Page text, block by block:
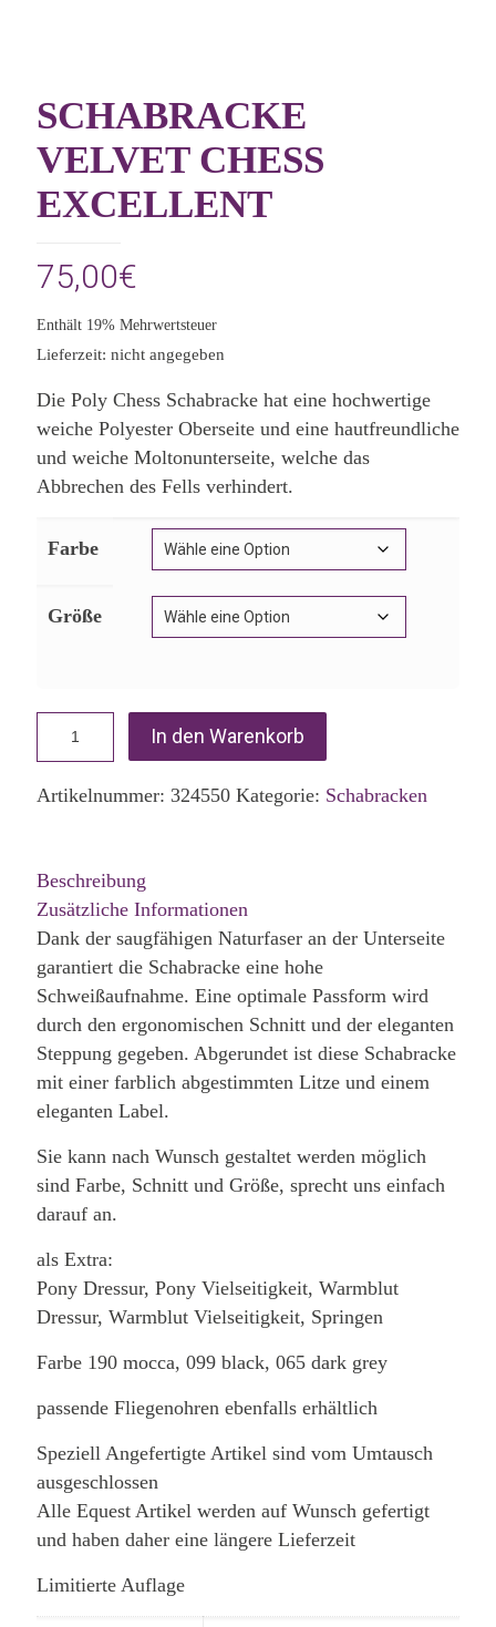
SCHABRACKE
VELVET CHESS
EXCELLENT
75,00€
Enthält 19% Mehrwertsteuer
Lieferzeit: nicht angegeben
Die Poly Chess Schabracke hat eine hochwertige
weiche Polyester Oberseite und eine hautfreundliche
und weiche Moltonunterseite, welche das
Abbrechen des Fells verhindert.
Farbe
Größe
In den Warenkorb
Artikelnummer: 324550 Kategorie: Schabracken
Beschreibung
Zusätzliche Informationen
Dank der saugfähigen Naturfaser an der Unterseite
garantiert die Schabracke eine hohe
Schweißaufnahme. Eine optimale Passform wird
durch den ergonomischen Schnitt und der eleganten
Steppung gegeben. Abgerundet ist diese Schabracke
mit einer farblich abgestimmten Litze und einem
eleganten Label.
Sie kann nach Wunsch gestaltet werden möglich
sind Farbe, Schnitt und Größe, sprecht uns einfach
darauf an.
als Extra:
Pony Dressur, Pony Vielseitigkeit, Warmblut
Dressur, Warmblut Vielseitigkeit, Springen
Farbe 190 mocca, 099 black, 065 dark grey
passende Fliegenohren ebenfalls erhältlich
Speziell Angefertigte Artikel sind vom Umtausch
ausgeschlossen
Alle Equest Artikel werden auf Wunsch gefertigt
und haben daher eine längere Lieferzeit
Limitierte Auflage